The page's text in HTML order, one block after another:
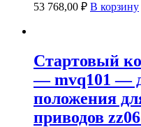
53 768,00 ₽ В корзину
Стартовый
— mvq101 —
положения
приводов